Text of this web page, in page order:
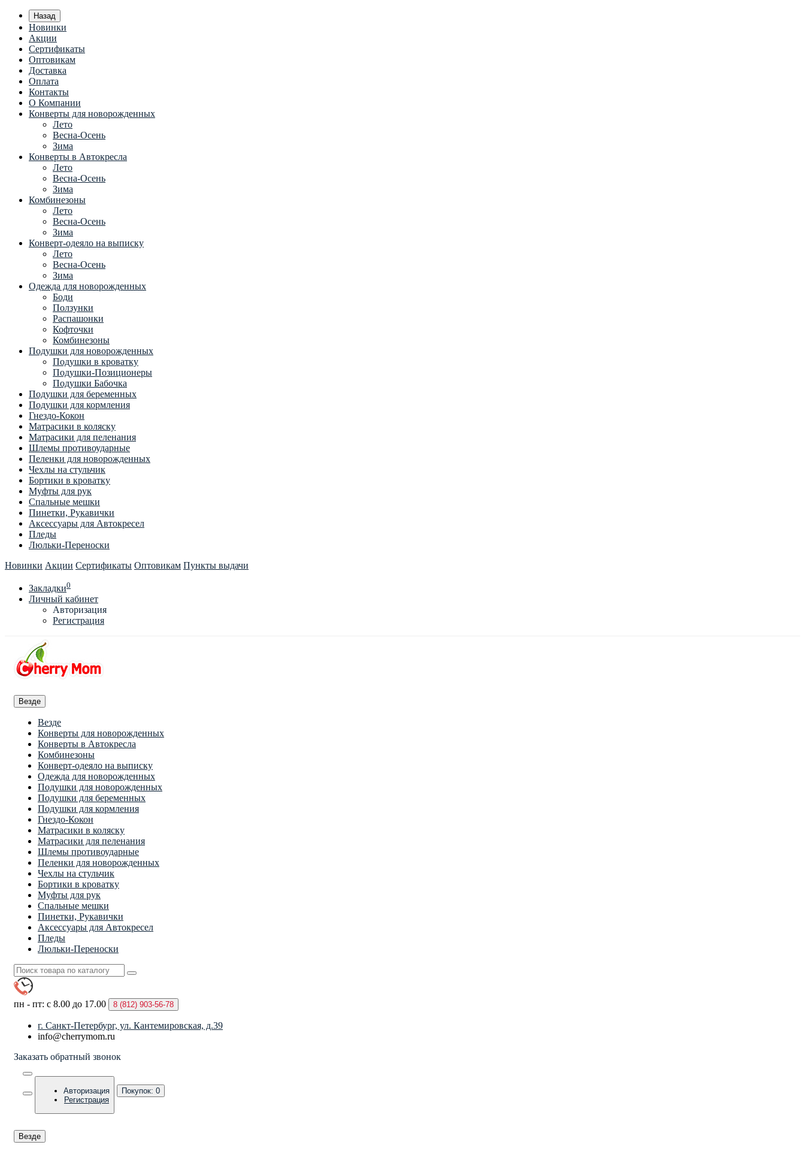
Назад
Новинки
Акции
Сертификаты
Оптовикам
Доставка
Оплата
Контакты
О Компании
Конверты для новорожденных
Лето
Весна-Осень
Зима
Конверты в Автокресла
Лето
Весна-Осень
Зима
Комбинезоны
Лето
Весна-Осень
Зима
Конверт-одеяло на выписку
Лето
Весна-Осень
Зима
Одежда для новорожденных
Боди
Ползунки
Распашонки
Кофточки
Комбинезоны
Подушки для новорожденных
Подушки в кроватку
Подушки-Позиционеры
Подушки Бабочка
Подушки для беременных
Подушки для кормления
Гнездо-Кокон
Матрасики в коляску
Матрасики для пеленания
Шлемы противоударные
Пеленки для новорожденных
Чехлы на стульчик
Бортики в кроватку
Муфты для рук
Спальные мешки
Пинетки, Рукавички
Аксессуары для Автокресел
Пледы
Люльки-Переноски
Новинки Акции Сертификаты Оптовикам Пункты выдачи
Закладки0
Личный кабинет
Авторизация
Регистрация
Везде
Везде
Конверты для новорожденных
Конверты в Автокресла
Комбинезоны
Конверт-одеяло на выписку
Одежда для новорожденных
Подушки для новорожденных
Подушки для беременных
Подушки для кормления
Гнездо-Кокон
Матрасики в коляску
Матрасики для пеленания
Шлемы противоударные
Пеленки для новорожденных
Чехлы на стульчик
Бортики в кроватку
Муфты для рук
Спальные мешки
Пинетки, Рукавички
Аксессуары для Автокресел
Пледы
Люльки-Переноски
пн - пт: с 8.00 до 17.00 8 (812) 903-56-78
г. Санкт-Петербург, ул. Кантемировская, д.39
info@cherrymom.ru
Заказать обратный звонок
Авторизация
Регистрация
Покупок: 0
Везде